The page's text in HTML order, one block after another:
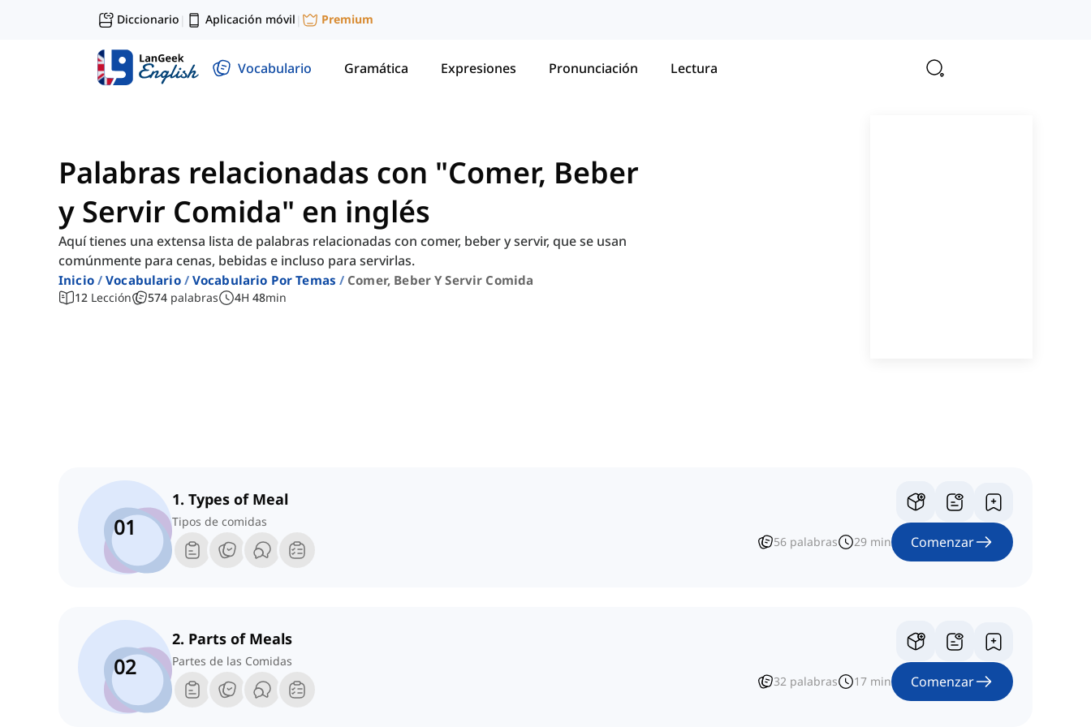
Diccionario | Aplicación móvil | Premium
Vocabulario Gramática Expresiones Pronunciación Lectura
Palabras relacionadas con "Comer, Beber
y Servir Comida" en inglés
Aquí tienes una extensa lista de palabras relacionadas con comer, beber y servir, que se usan
comúnmente para cenas, bebidas e incluso para servirlas.
Inicio Vocabulario Vocabulario Por Temas Comer, Beber Y Servir Comida
12 Lección 574 palabras 4H 48min
01
1. Types of Meal
Tipos de comidas
56 palabras 29 min Comenzar
02
2. Parts of Meals
Partes de las Comidas
32 palabras 17 min Comenzar